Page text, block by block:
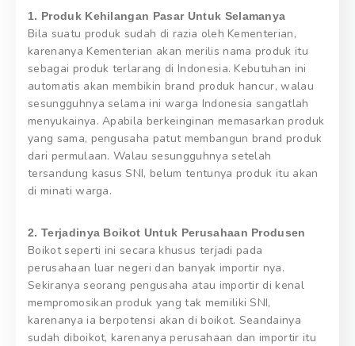
1. Produk Kehilangan Pasar Untuk Selamanya
Bila suatu produk sudah di razia oleh Kementerian,
karenanya Kementerian akan merilis nama produk itu
sebagai produk terlarang di Indonesia. Kebutuhan ini
automatis akan membikin brand produk hancur, walau
sesungguhnya selama ini warga Indonesia sangatlah
menyukainya. Apabila berkeinginan memasarkan produk
yang sama, pengusaha patut membangun brand produk
dari permulaan. Walau sesungguhnya setelah
tersandung kasus SNI, belum tentunya produk itu akan
di minati warga.
2. Terjadinya Boikot Untuk Perusahaan Produsen
Boikot seperti ini secara khusus terjadi pada
perusahaan luar negeri dan banyak importir nya.
Sekiranya seorang pengusaha atau importir di kenal
mempromosikan produk yang tak memiliki SNI,
karenanya ia berpotensi akan di boikot. Seandainya
sudah diboikot, karenanya perusahaan dan importir itu